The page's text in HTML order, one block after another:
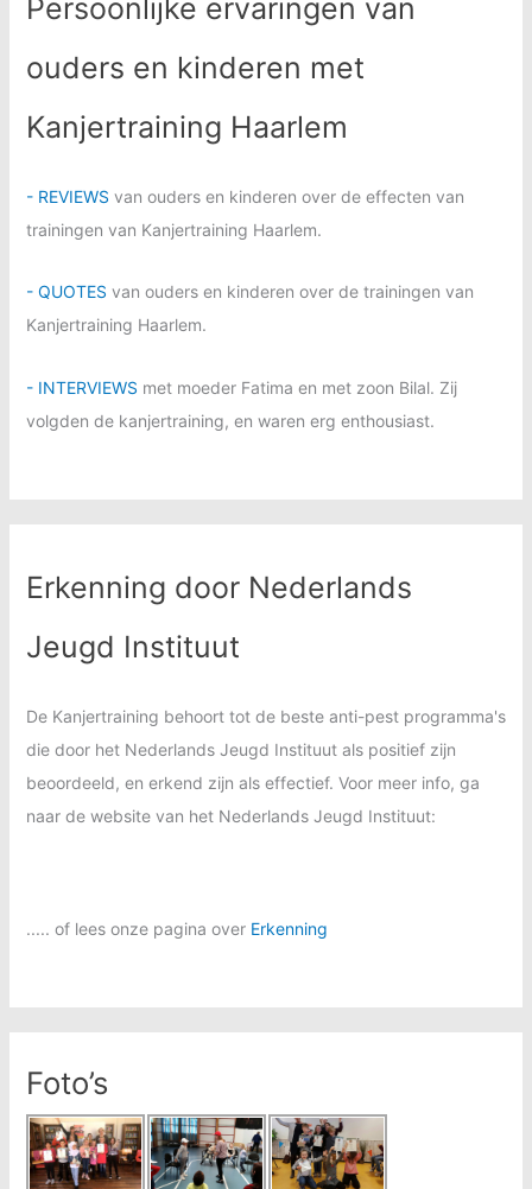
Persoonlijke ervaringen van
ouders en kinderen met
Kanjertraining Haarlem
- REVIEWS van ouders en kinderen over de effecten van
trainingen van Kanjertraining Haarlem.
- QUOTES van ouders en kinderen over de trainingen van
Kanjertraining Haarlem.
- INTERVIEWS met moeder Fatima en met zoon Bilal. Zij
volgden de kanjertraining, en waren erg enthousiast.
Erkenning door Nederlands
Jeugd Instituut
De Kanjertraining behoort tot de beste anti-pest programma's
die door het Nederlands Jeugd Instituut als positief zijn
beoordeeld, en erkend zijn als effectief. Voor meer info, ga
naar de website van het Nederlands Jeugd Instituut:
..... of lees onze pagina over Erkenning
Foto’s